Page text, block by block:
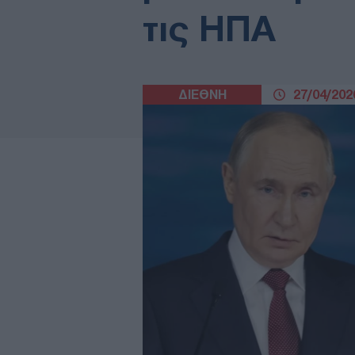
τις ΗΠΑ
ΔΙΕΘΝΗ 27/04/